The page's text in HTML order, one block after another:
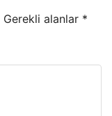
Gerekli alanlar *